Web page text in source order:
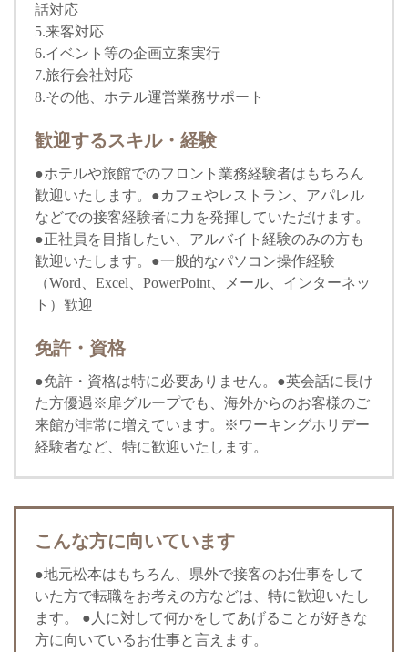
話対応
5.来客対応
6.イベント等の企画立案実行
7.旅行会社対応
8.その他、ホテル運営業務サポート
歓迎するスキル・経験
●ホテルや旅館でのフロント業務経験者はもちろん
歓迎いたします。●カフェやレストラン、アパレル
などでの接客経験者に力を発揮していただけます。
●正社員を目指したい、アルバイト経験のみの方も
歓迎いたします。●一般的なパソコン操作経験
（Word、Excel、PowerPoint、メール、インターネッ
ト）歓迎
免許・資格
●免許・資格は特に必要ありません。●英会話に長け
た方優遇※扉グループでも、海外からのお客様のご
来館が非常に増えています。※ワーキングホリデー
経験者など、特に歓迎いたします。
こんな方に向いています
●地元松本はもちろん、県外で接客のお仕事をして
いた方で転職をお考えの方などは、特に歓迎いたし
ます。 ●人に対して何かをしてあげることが好きな
方に向いているお仕事と言えます。